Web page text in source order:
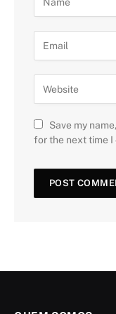
Save my
for the next time I